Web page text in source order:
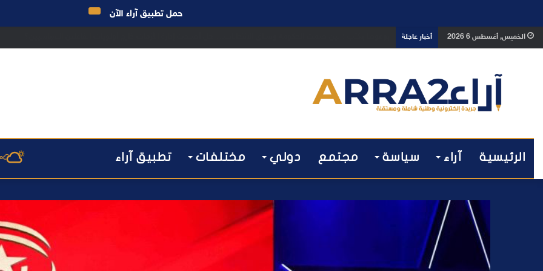
الخميس, أغسطس 6 2026 أخبار عاجلة
الرئيسية آراء سياسة مجتمع دولي مختلفات تطبيق آراء
حمل تطبيق آراء الآن